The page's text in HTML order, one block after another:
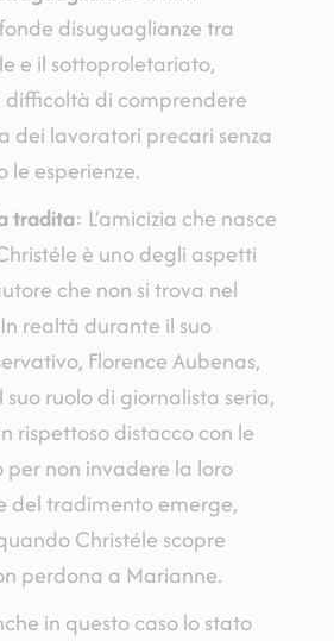
disuguaglianze tra
e il sottoproletariato,
di comprendere
dei lavoratori precari senza
le esperienze.
tradita: L’amicizia che nasce
è uno degli aspetti
che non si trova nel
realtà durante il suo
Florence Aubenas,
ruolo di giornalista seria,
rispettoso distacco con le
non invadere la loro
del tradimento emerge,
Christéle scopre
perdona a Marianne.
in questo caso lo stato